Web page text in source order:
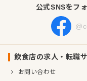
公式SNSをフ
飲食店の求人・転職
お問い合わせ